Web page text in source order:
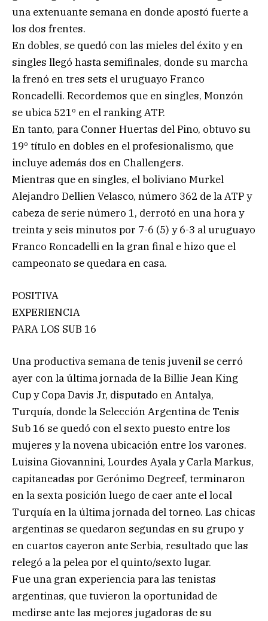
una extenuante semana en donde apostó fuerte a
los dos frentes.
En dobles, se quedó con las mieles del éxito y en
singles llegó hasta semifinales, donde su marcha
la frenó en tres sets el uruguayo Franco
Roncadelli. Recordemos que en singles, Monzón
se ubica 521º en el ranking ATP.
En tanto, para Conner Huertas del Pino, obtuvo su
19º título en dobles en el profesionalismo, que
incluye además dos en Challengers.
Mientras que en singles, el boliviano Murkel
Alejandro Dellien Velasco, número 362 de la ATP y
cabeza de serie número 1, derrotó en una hora y
treinta y seis minutos por 7-6 (5) y 6-3 al uruguayo
Franco Roncadelli en la gran final e hizo que el
campeonato se quedara en casa.
POSITIVA
EXPERIENCIA
PARA LOS SUB 16
Una productiva semana de tenis juvenil se cerró
ayer con la última jornada de la Billie Jean King
Cup y Copa Davis Jr, disputado en Antalya,
Turquía, donde la Selección Argentina de Tenis
Sub 16 se quedó con el sexto puesto entre los
mujeres y la novena ubicación entre los varones.
Luisina Giovannini, Lourdes Ayala y Carla Markus,
capitaneadas por Gerónimo Degreef, terminaron
en la sexta posición luego de caer ante el local
Turquía en la última jornada del torneo. Las chicas
argentinas se quedaron segundas en su grupo y
en cuartos cayeron ante Serbia, resultado que las
relegó a la pelea por el quinto/sexto lugar.
Fue una gran experiencia para las tenistas
argentinas, que tuvieron la oportunidad de
medirse ante las mejores jugadoras de su